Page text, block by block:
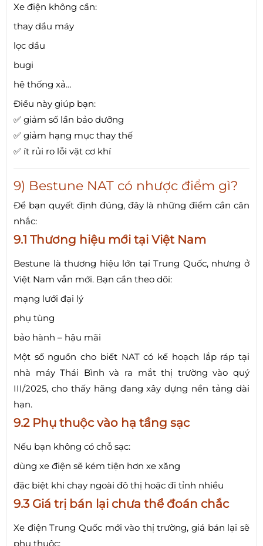
Xe điện không cần:
thay dầu máy
lọc dầu
bugi
hệ thống xả…
Điều này giúp bạn:
✅ giảm số lần bảo dưỡng
✅ giảm hạng mục thay thế
✅ ít rủi ro lỗi vặt cơ khí
9) Bestune NAT có nhược điểm gì?
Để bạn quyết định đúng, đây là những điểm cần cân
nhắc:
9.1 Thương hiệu mới tại Việt Nam
Bestune là thương hiệu lớn tại Trung Quốc, nhưng ở
Việt Nam vẫn mới. Bạn cần theo dõi:
mạng lưới đại lý
phụ tùng
bảo hành – hậu mãi
Một số nguồn cho biết NAT có kế hoạch lắp ráp tại
nhà máy Thái Bình và ra mắt thị trường vào quý
III/2025, cho thấy hãng đang xây dựng nền tảng dài
hạn.
9.2 Phụ thuộc vào hạ tầng sạc
Nếu bạn không có chỗ sạc:
dùng xe điện sẽ kém tiện hơn xe xăng
đặc biệt khi chạy ngoài đô thị hoặc đi tỉnh nhiều
9.3 Giá trị bán lại chưa thể đoán chắc
Xe điện Trung Quốc mới vào thị trường, giá bán lại sẽ
phụ thuộc: